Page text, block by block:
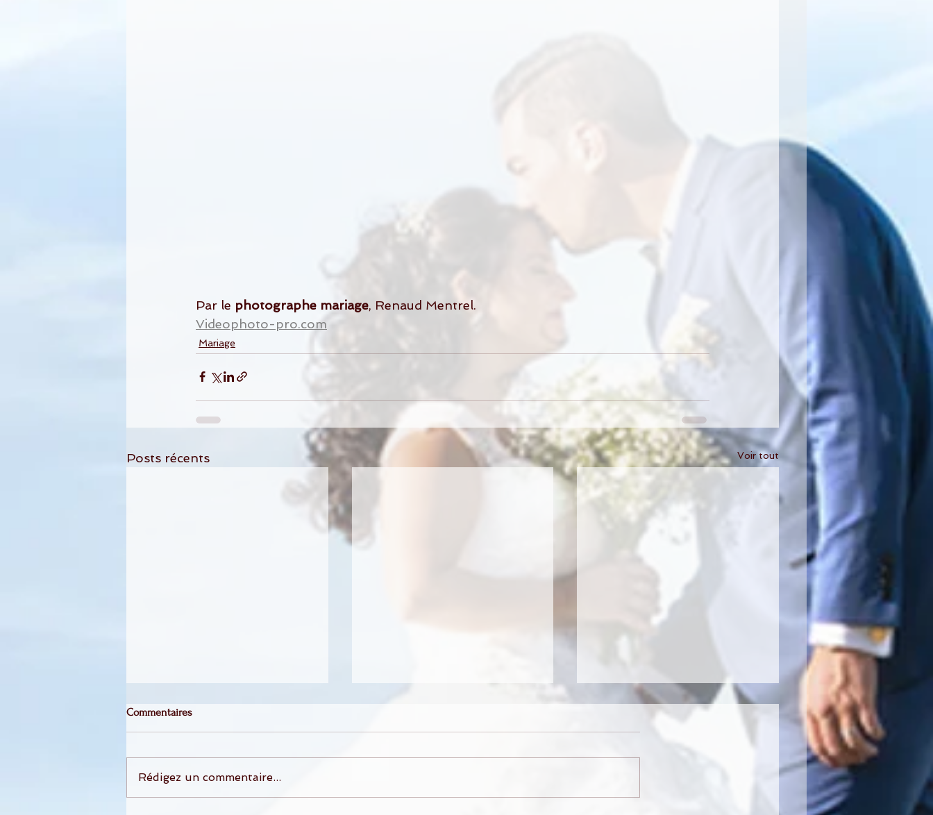
Par le photographe mariage, Renaud Mentrel.
Videophoto-pro.com
Mariage
Posts récents Voir tout
Mariage de Lilia et Adrien
Commentaires
Rédigez un commentaire...